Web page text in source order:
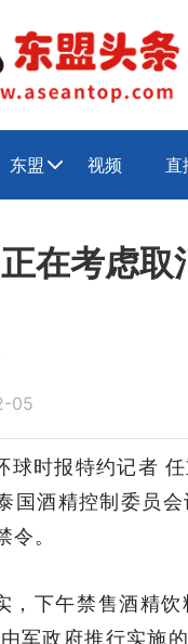
东盟  视频 直
在考虑取
05
球时报特约记者
国酒精控制委员
令。
，下午禁售酒精
军政府推行实施